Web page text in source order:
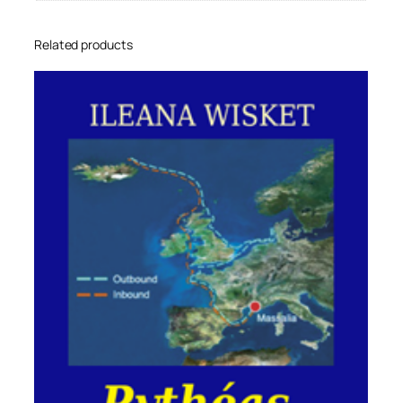
Related products